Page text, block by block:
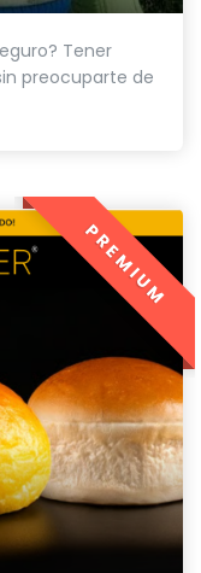
Tener
preocuparte de
PREMIUM